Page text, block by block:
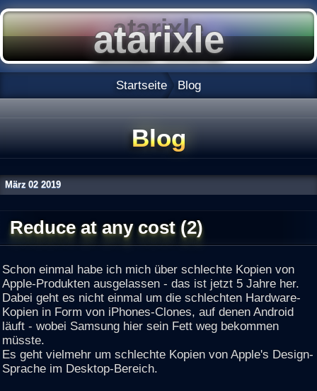
Startseite Blog
Blog
März 02 2019
Reduce at any cost (2)
Schon einmal habe ich mich über schlechte Kopien von
Apple-Produkten ausgelassen - das ist jetzt 5 Jahre her.
Dabei geht es nicht einmal um die schlechten Hardware-
Kopien in Form von iPhones-Clones, auf denen Android
läuft - wobei Samsung hier sein Fett weg bekommen
müsste.
Es geht vielmehr um schlechte Kopien von Apple's Design-
Sprache im Desktop-Bereich.